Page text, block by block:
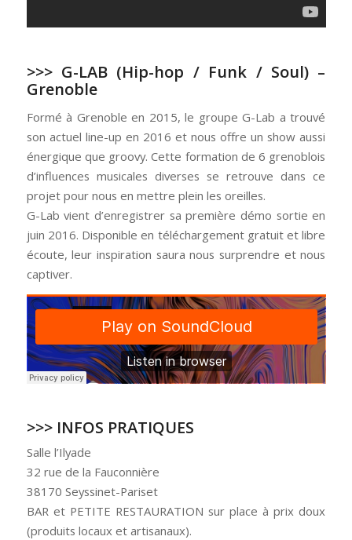
>>> G-LAB (Hip-hop / Funk / Soul) –
Grenoble
Formé à Grenoble en 2015, le groupe G-Lab a trouvé
son actuel line-up en 2016 et nous offre un show aussi
énergique que groovy. Cette formation de 6 grenoblois
d’influences musicales diverses se retrouve dans ce
projet pour nous en mettre plein les oreilles.
G-Lab vient d’enregistrer sa première démo sortie en
juin 2016. Disponible en téléchargement gratuit et libre
écoute, leur inspiration saura nous surprendre et nous
captiver.
>>> INFOS PRATIQUES
Salle l’Ilyade
32 rue de la Fauconnière
38170 Seyssinet-Pariset
BAR et PETITE RESTAURATION sur place à prix doux
(produits locaux et artisanaux).